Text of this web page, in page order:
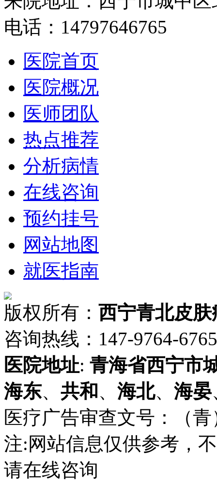
电话：14797646765
医院首页
医院概况
医师团队
热点推荐
分析病情
在线咨询
预约挂号
网站地图
就医指南
版权所有： 西宁青北皮肤
咨询热线：147-9764-
医院地址: 青海省西宁市
海东、 共和 、 海北、 海晏
医疗广告审查文号：（
注:网站信息仅供参考，
请在线咨询